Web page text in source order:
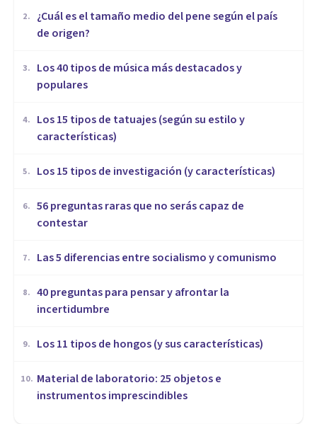
2.
¿Cuál es el tamaño medio del pene según el país
de origen?
3.
Los 40 tipos de música más destacados y
populares
4.
Los 15 tipos de tatuajes (según su estilo y
características)
5. Los 15 tipos de investigación (y características)
6. 56 preguntas raras que no serás capaz de
contestar
7. Las 5 diferencias entre socialismo y comunismo
8. 40 preguntas para pensar y afrontar la
incertidumbre
9. Los 11 tipos de hongos (y sus características)
10. Material de laboratorio: 25 objetos e
instrumentos imprescindibles